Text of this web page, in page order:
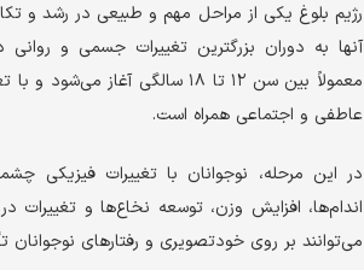
رژیم بلوغ یکی از مراحل مهم و طبیعی در رشد و
آنها به دوران بزرگترین تغییرات جسمی و
معمولاً بین سن ۱۲ تا ۱۸ سالگی
عاطفی و اجتماعی همراه است.
در این مرحله، نوجوانان با تغییرات فیزیکی
اندام‌ها، افزایش وزن، توسعه نخاع‌ها و
می‌توانند بر روی خودتصویری و رفتارهای نوجوانان